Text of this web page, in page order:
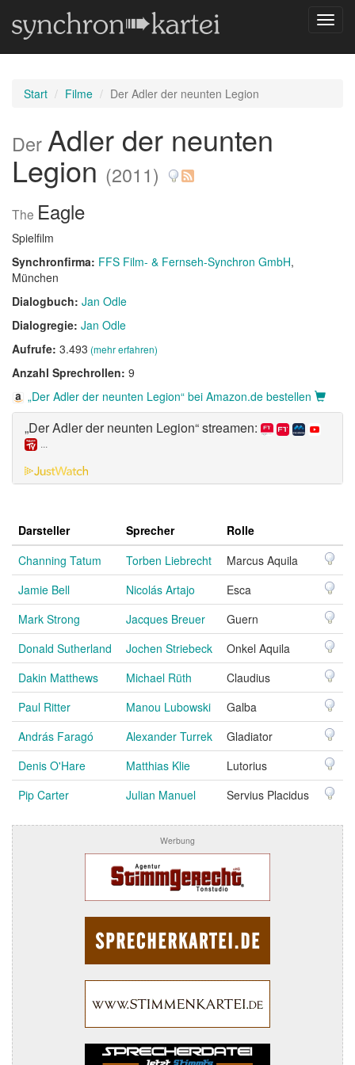
Start Filme Der Adler der neunten Legion
Der Adler der neunten
Legion (2011)
The Eagle
Spielfilm
Synchronfirma: FFS Film- & Fernseh-Synchron GmbH,
München
Dialogbuch: Jan Odle
Dialogregie: Jan Odle
Aufrufe: 3.493 (mehr erfahren)
Anzahl Sprechrollen: 9
„Der Adler der neunten Legion“ bei Amazon.de bestellen
„Der Adler der neunten Legion“ streamen:
...
Darsteller Sprecher
Rolle
Channing Tatum
Torben Liebrecht
Marcus Aquila
Jamie Bell
Nicolás Artajo
Esca
Mark Strong
Jacques Breuer
Guern
Donald Sutherland
Jochen Striebeck
Onkel Aquila
Dakin Matthews
Michael Rüth
Claudius
Paul Ritter
Manou Lubowski
Galba
András Faragó
Alexander Turrek
Gladiator
Denis O'Hare
Matthias Klie
Lutorius
Pip Carter
Julian Manuel Servius Placidus
Werbung